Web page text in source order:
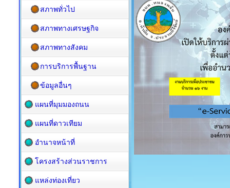
สภาพทั่วไป
สภาพทางเศรษฐกิจ
สภาพทางสังคม
การบริการพื้นฐาน
ข้อมูลอื่นๆ
แผนที่มุมมองถนน
แผนที่ดาวเทียม
อำนาจหน้าที่
โครงสร้างส่วนราชการ
แหล่งท่องเที่ยว